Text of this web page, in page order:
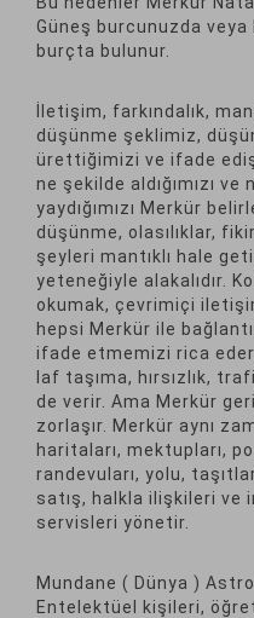
Güneş burcunuzda
burçta bulunur.
İletişim, farkındalık,
düşünme şeklimiz,
ürettiğimizi ve ifade
ne şekilde aldığımızı
yaydığımızı Merkür
düşünme, olasılıklar,
şeyleri mantıklı hale
yeteneğiyle alakalıdır.
okumak, çevrimiçi
hepsi Merkür ile
ifade etmemizi rica
laf taşıma, hırsızlık,
de verir. Ama Merkür
zorlaşır. Merkür aynı
haritaları, mektupları,
randevuları, yolu,
satış, halkla ilişkileri ve
servisleri yönetir.
Mundane ( Dünya )
Entelektüel kişileri,